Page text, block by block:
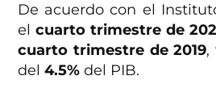
De acuerdo con el
elcuarto trimestre de
cuarto trimestre de 2019,
del 4.5% del PIB.